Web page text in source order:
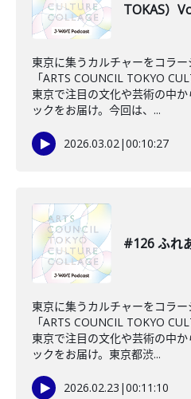
TOKAS）
東京に集うカルチャーをコラ
「ARTS COUNCIL TOKYO
東京で注目の文化や芸術の中
ックをお届け。今回は、...
2026.03.02|00:10:27
#126 ふれ
東京に集うカルチャーをコラ
「ARTS COUNCIL TOKYO
東京で注目の文化や芸術の中
ックをお届け。東京都渋...
2026.02.23 |00:11:10